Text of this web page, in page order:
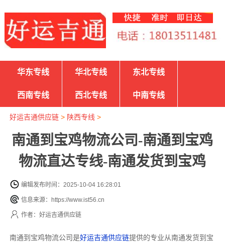
华东专线 华北专线 东北专线
西南专线 西北专线 中南专线
好运吉通供应链> 陕西专线 >
南通到宝鸡物流公司-南通到宝鸡
物流直达专线-南通发货到宝鸡
编辑发布时间：2025-10-04 16:28:01
信息来源：https://www.ist56.cn
作者：好运吉通供应链
南通到宝鸡物流公司是好运吉通供应链提供的专业从南通发货到宝